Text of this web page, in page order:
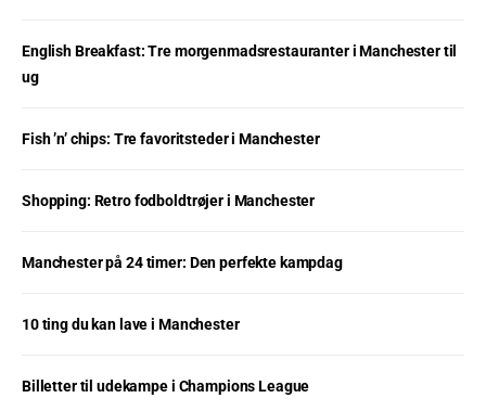
English Breakfast: Tre morgenmadsrestauranter i Manchester til
ug
Fish ’n’ chips: Tre favoritsteder i Manchester
Shopping: Retro fodboldtrøjer i Manchester
Manchester på 24 timer: Den perfekte kampdag
10 ting du kan lave i Manchester
Billetter til udekampe i Champions League